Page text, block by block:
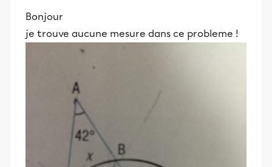
Bonjour
je trouve aucune mesure dans ce probleme !